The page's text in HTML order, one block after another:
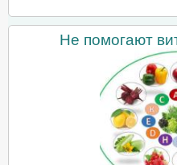
Не помогают